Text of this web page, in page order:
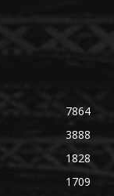
7864
3888
1828
1709